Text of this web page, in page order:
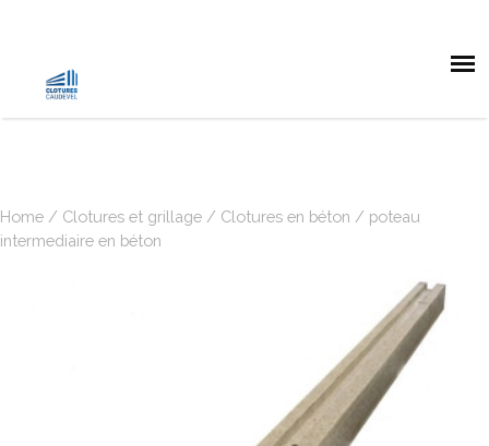
Home / Clotures et grillage / Clotures en béton / poteau
intermediaire en béton